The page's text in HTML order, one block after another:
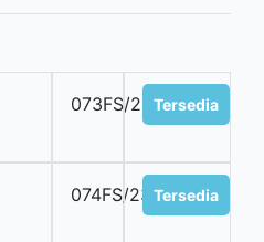
073FS/23 Tersedia
074FS/23 Tersedia